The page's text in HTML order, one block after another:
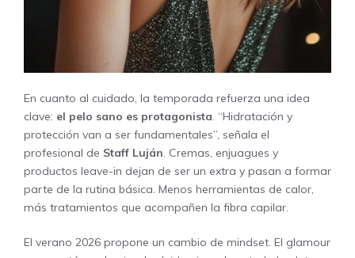
En cuanto al cuidado, la temporada refuerza una idea
clave: el pelo sano es protagonista. “Hidratación y
protección van a ser fundamentales”, señala el
profesional de Staff Luján. Cremas, enjuagues y
productos leave-in dejan de ser un extra y pasan a formar
parte de la rutina básica. Menos herramientas de calor,
más tratamientos que acompañen la fibra capilar.
El verano 2026 propone un cambio de mindset. El glamour